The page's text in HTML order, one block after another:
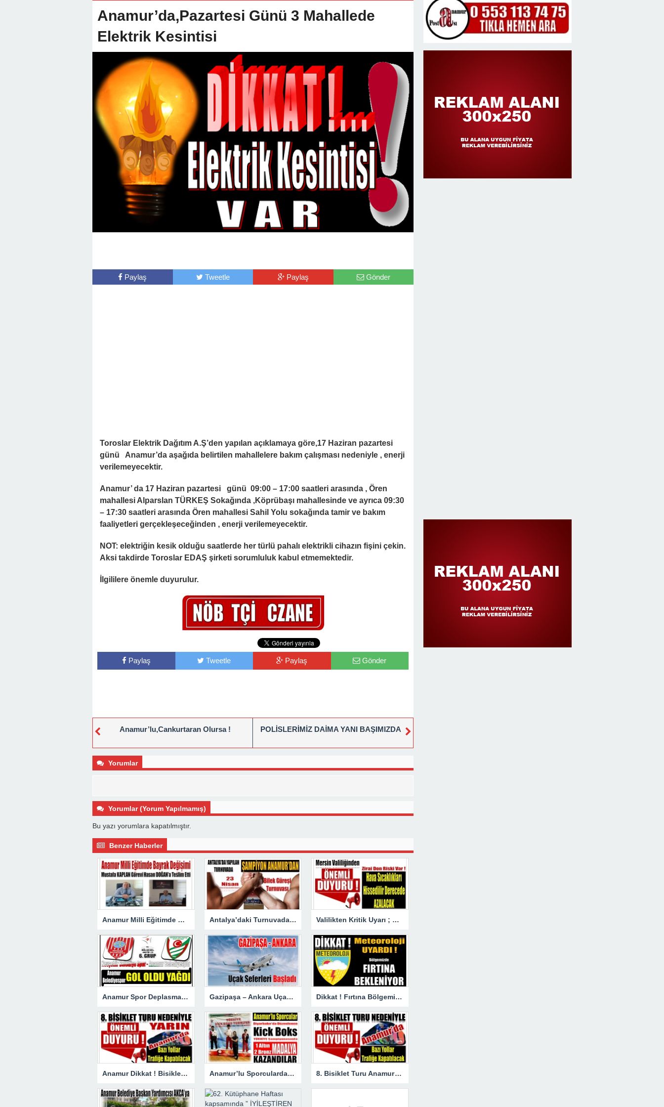
Anamur’da,Pazartesi Günü 3 Mahallede
Elektrik Kesintisi
Paylaş Tweetle Paylaş Gönder
Toroslar Elektrik Dağıtım A.Ş’den yapılan açıklamaya göre,17 Haziran pazartesi
günü Anamur’da aşağıda belirtilen mahallelere bakım çalışması nedeniyle , enerji
verilemeyecektir.
Anamur’ da 17 Haziran pazartesi
günü 09:00 – 17:00 saatleri arasında , Ören
mahallesi Alparslan TÜRKEŞ Sokağında ,Köprübaşı mahallesinde ve ayrıca 09:30
– 17:30 saatleri arasında Ören mahallesi Sahil Yolu sokağında tamir ve bakım
faaliyetleri gerçekleşeceğinden , enerji verilemeyecektir.
NOT: elektriğin kesik olduğu saatlerde her türlü pahalı elektrikli cihazın fişini çekin.
Aksi takdirde Toroslar EDAŞ şirketi sorumluluk kabul etmemektedir.
İlgililere önemle duyurulur.
Paylaş Tweetle Paylaş Gönder
Anamur’lu,Cankurtaran Olursa ! POLİSLERİMİZ DAİMA YANI BAŞIMIZDA
Yorumlar
Yorumlar (Yorum Yapılmamış)
Bu yazı yorumlara kapatılmıştır.
Benzer Haberler
Anamur Milli Eğitimde Görev Değişimi : Hasan DOĞAN Atandı Antalya’daki Turnuvada Şampiyon Anamur’dan Valilikten Kritik Uyarı ; Hava Sıcaklığı Hissedilir Derecede Azalacak!
Anamur Spor Deplasmanda Gol Oldu Yağdı! Gazipaşa – Ankara Uçak Seferleri Başladı Dikkat ! Fırtına Bölgemizde Etkili Olacak
Anamur Dikkat ! Bisiklet Yarışı Nedeniyle Bazı Yollar Kapanacak Anamur’lu Sporculardan Büyük Başarı ; 1 Altın 2 Bronz Madalya Kazandılar 8. Bisiklet Turu Anamur’dan Başlıyor. Bazı Yollar Trafiğe Kapatılacak